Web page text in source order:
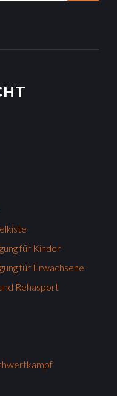
für Kinder
für Erwachsene
Rehasport